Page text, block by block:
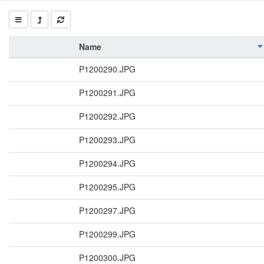
Name
P1200290.JPG
P1200291.JPG
P1200292.JPG
P1200293.JPG
P1200294.JPG
P1200295.JPG
P1200297.JPG
P1200299.JPG
P1200300.JPG